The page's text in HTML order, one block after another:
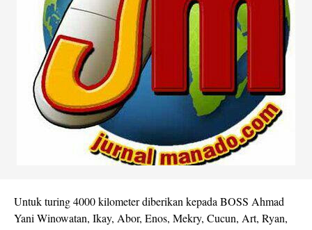
Untuk turing 4000 kilometer diberikan kepada BOSS Ahmad
Yani Winowatan, Ikay, Abor, Enos, Mekry, Cucun, Art, Ryan,